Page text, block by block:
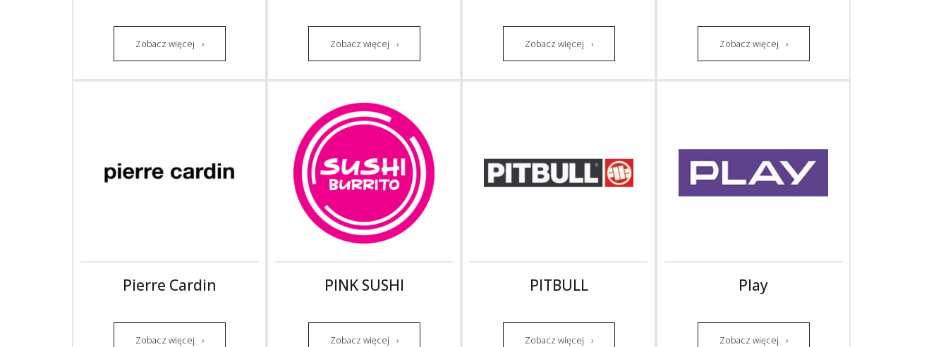
Zobacz więcej Zobacz więcej Zobacz więcej Zobacz więcej
Pierre Cardin
Zobacz więcej
PINK SUSHI
Zobacz więcej
PITBULL
Zobacz więcej
Play
Zobacz więcej